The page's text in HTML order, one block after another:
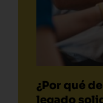
¿Por qué
legado